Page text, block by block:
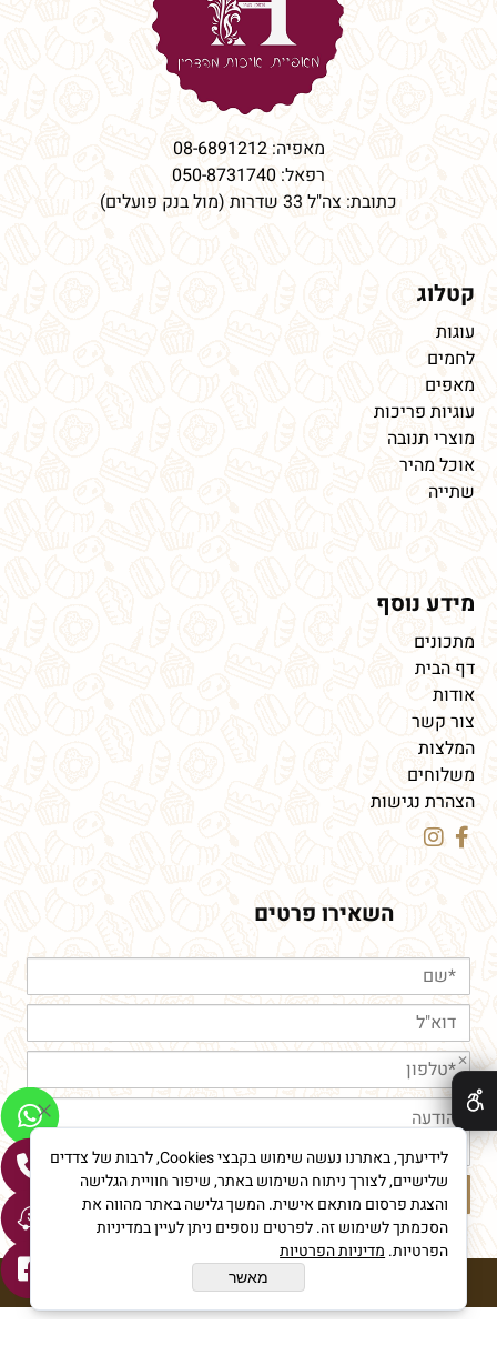
מאפיה:08-6891212
רפאל: 050-8731740
כתובת: צה"ל 33 שדרות (מול בנק פועלים)
קטלוג
עוגות
לחמים
מאפים
עוגיות פריכות
מוצרי תנובה
אוכל מהיר
שתייה
מידע נוסף
מתכונים
דף הבית
אודות
צור קשר
המלצות
משלוחים
הצהרת נגישות
השאירו פרטים
חורי מאפיית איכות © All Rights reserved
✕
לידיעתך, באתרנו נעשה שימוש בקבצי Cookies, לרבות של צדדים
שלישיים, לצורך ניתוח השימוש באתר, שיפור חוויית הגלישה
והצגת פרסום מותאם אישית. המשך גלישה באתר מהווה את
הסכמתך לשימוש זה. לפרטים נוספים ניתן לעיין במדיניות
הפרטיות. מדיניות הפרטיות
מאשר